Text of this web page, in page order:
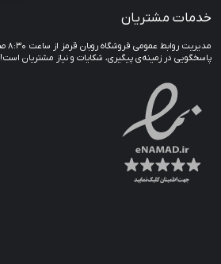
خدمات مشتریان
پاسخگویی در زمینه‌ی پیگیری، شکایات و نیاز مشتریان است!